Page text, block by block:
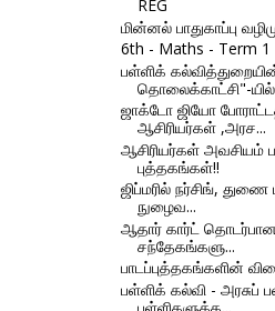
REG
மின்னல் பாதுகாப்பு
6th - Maths - Term 1
பள்ளிக்
தொலைக்காட்சி"-
ஜாக்டோ ஜியோ
ஆசிரியர்கள் ,அரச...
ஆசிரியர்கள் அவசியம்
புத்தகங்கள்!!
ஜிப்மரில் நர்சிங், துணை
நுழைவ...
ஆதார் கார்ட்
சந்தேகங்களு...
பாடப்புத்தகங்களின்
பள்ளிக் கல்வி - அரசுப்
பள்ளிகளுக்க...